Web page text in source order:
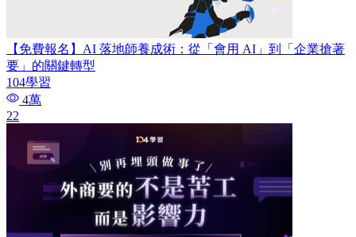
【免費報名】AI 落地師養成術：​從「會用 AI」到「企業搶著
要」的關鍵轉型
104學習
4萬
22